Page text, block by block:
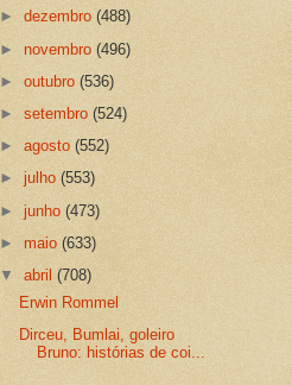
►dezembro(488)
► novembro(496)
►outubro(536)
►setembro(524)
►agosto(552)
►julho(553)
►junho(473)
►maio(633)
▼abril(708)
Erwin Rommel
Dirceu, Bumlai, goleiro
Bruno: histórias de coi...